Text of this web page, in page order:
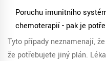
Poruchu imunitního
chemoterapií - pak je
Tyto případy neznamenají,
že potřebujete jiný plán.